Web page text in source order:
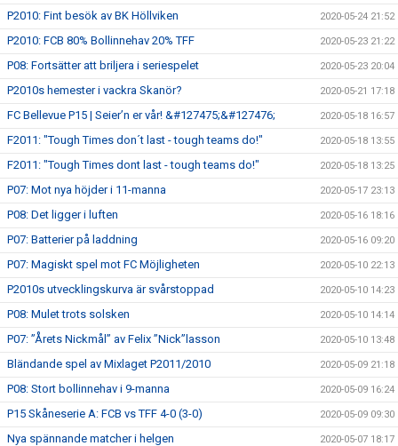
P2010: Fint besök av BK Höllviken 2020-05-24 21:52
P2010: FCB 80% Bollinnehav 20% TFF 2020-05-23 21:22
P08: Fortsätter att briljera i seriespelet 2020-05-23 20:04
P2010s hemester i vackra Skanör? 2020-05-21 17:18
FC Bellevue P15 | Seier’n er vår! &#127475;&#127476; 2020-05-18 16:57
F2011: "Tough Times don´t last - tough teams do!" 2020-05-18 13:55
F2011: "Tough Times dont last - tough teams do!" 2020-05-18 13:25
P07: Mot nya höjder i 11-manna 2020-05-17 23:13
P08: Det ligger i luften 2020-05-16 18:16
P07: Batterier på laddning 2020-05-16 09:20
P07: Magiskt spel mot FC Möjligheten 2020-05-10 22:13
P2010s utvecklingskurva är svårstoppad 2020-05-10 14:23
P08: Mulet trots solsken 2020-05-10 14:14
P07: ”Årets Nickmål” av Felix ”Nick”lasson 2020-05-10 13:48
Bländande spel av Mixlaget P2011/2010 2020-05-09 21:18
P08: Stort bollinnehav i 9-manna 2020-05-09 16:24
P15 Skåneserie A: FCB vs TFF 4-0 (3-0) 2020-05-09 09:30
Nya spännande matcher i helgen 2020-05-07 18:17